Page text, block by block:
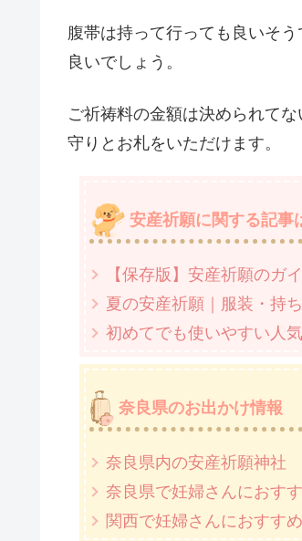
腹帯は持って行っても良いそ
良いでしょう。
ご祈祷料の金額は決められて
守りとお札をいただけます。
安産祈願に関する記事
【保存版】安産祈願のガ
夏の安産祈願｜服装・持
初めてでも使いやすい人
奈良県のお出かけ情報
奈良県内の安産祈願神社
奈良県で妊婦さんにおす
関西で妊婦さんにおすす